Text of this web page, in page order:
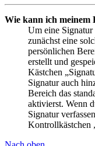
Wie kann ich meinem
Um eine Signatur
zunächst eine
persönlichen
erstellt und
Kästchen
Signatur auch
Bereich das
aktivierst. Wenn
Signatur
Kontrollkästchen